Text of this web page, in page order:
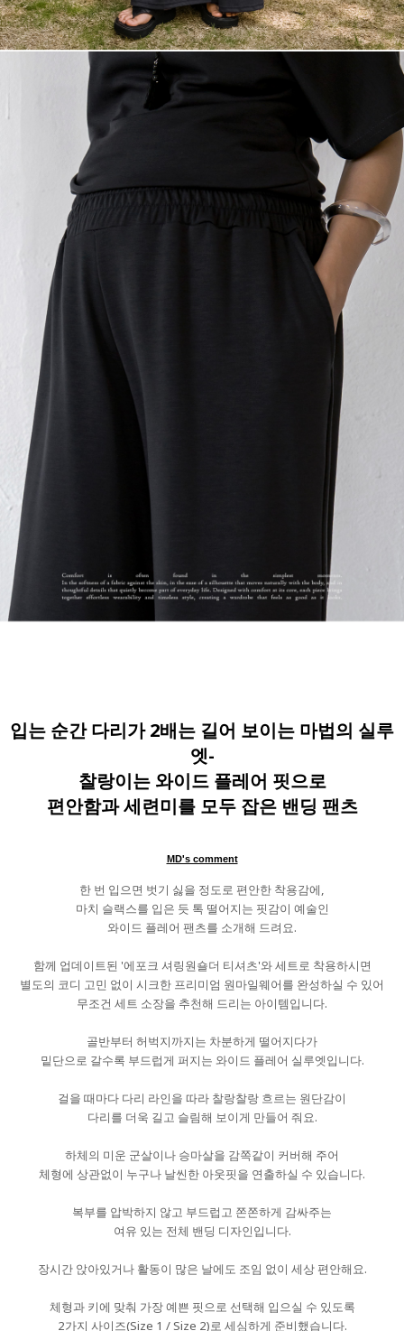
입는 순간 다리가 2배는 길어 보이는 마법의 실루
엣-
찰랑이는 와이드 플레어 핏으로
편안함과 세련미를 모두 잡은 밴딩 팬츠
MD's comment
한 번 입으면 벗기 싫을 정도로 편안한 착용감에,
마치 슬랙스를 입은 듯 톡 떨어지는 핏감이 예술인
와이드 플레어 팬츠를 소개해 드려요.
함께 업데이트된 '에포크 셔링원숄더 티셔츠'와 세트로 착용하시면
별도의 코디 고민 없이 시크한 프리미엄 원마일웨어를 완성하실 수 있어
무조건 세트 소장을 추천해 드리는 아이템입니다.
골반부터 허벅지까지는 차분하게 떨어지다가
밑단으로 갈수록 부드럽게 퍼지는 와이드 플레어 실루엣입니다.
걸을 때마다 다리 라인을 따라 찰랑찰랑 흐르는 원단감이
다리를 더욱 길고 슬림해 보이게 만들어 줘요.
하체의 미운 군살이나 승마살을 감쪽같이 커버해 주어
체형에 상관없이 누구나 날씬한 아웃핏을 연출하실 수 있습니다.
복부를 압박하지 않고 부드럽고 쫀쫀하게 감싸주는
여유 있는 전체 밴딩 디자인입니다.
장시간 앉아있거나 활동이 많은 날에도 조임 없이 세상 편안해요.
체형과 키에 맞춰 가장 예쁜 핏으로 선택해 입으실 수 있도록
2가지 사이즈(Size 1 / Size 2)로 세심하게 준비했습니다.